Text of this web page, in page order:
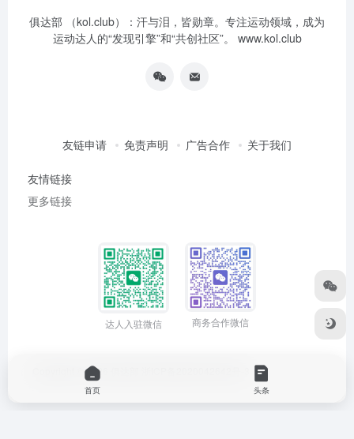
俱达部 （kol.club）：汗与泪，皆勋章。专注运动领域，成为
运动达人的“发现引擎”和“共创社区”。 www.kol.club
友链申请 免责声明 广告合作 关于我们
友情链接
更多链接
达人入驻微信 商务合作微信
Copyright © 2026
首页 头条